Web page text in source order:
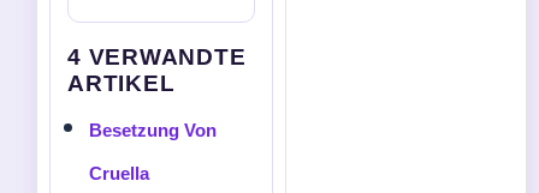
4 VERWANDTE
ARTIKEL
Besetzung Von
Cruella